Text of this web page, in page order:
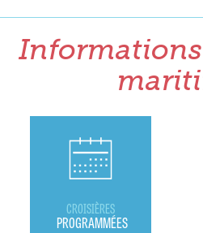
CROISIÈRES
PROGRAMMÉES